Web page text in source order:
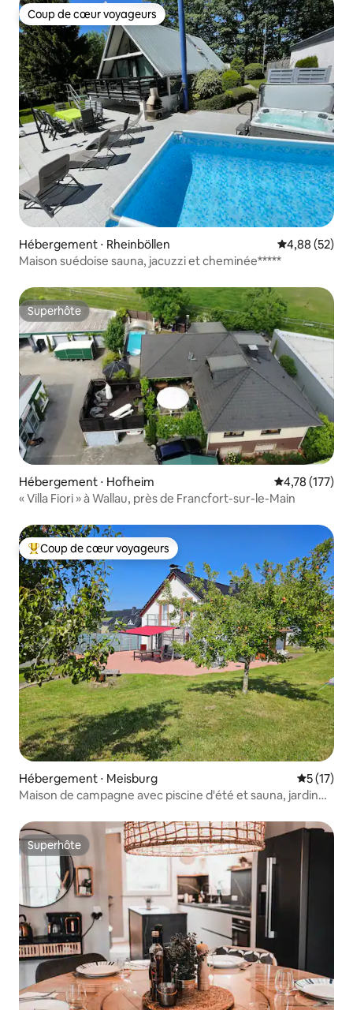
Coup de cœur voyageurs
Coup de cœur voyageurs
Hébergement ⋅ Rheinböllen Évaluation
4,88 (52)
Maison suédoise sauna, jacuzzi et cheminée*****
Superhôte
Superhôte
Hébergement ⋅ Hofheim Évaluation
4,78 (177)
« Villa Fiori » à Wallau, près de Francfort-sur-le-Main
Coups de cœur voyageurs les plus appréciés
Coup de cœur voyageurs
Hébergement ⋅ Meisburg
5 (17)
Maison de campagne avec piscine d'été et sauna, jardin
Superhôte
Superhôte